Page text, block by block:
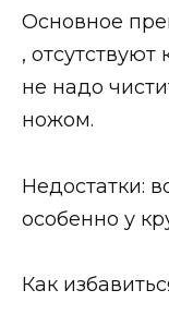
Основное
,
не надо
ножом.
Недостатки:
особенно у
Как